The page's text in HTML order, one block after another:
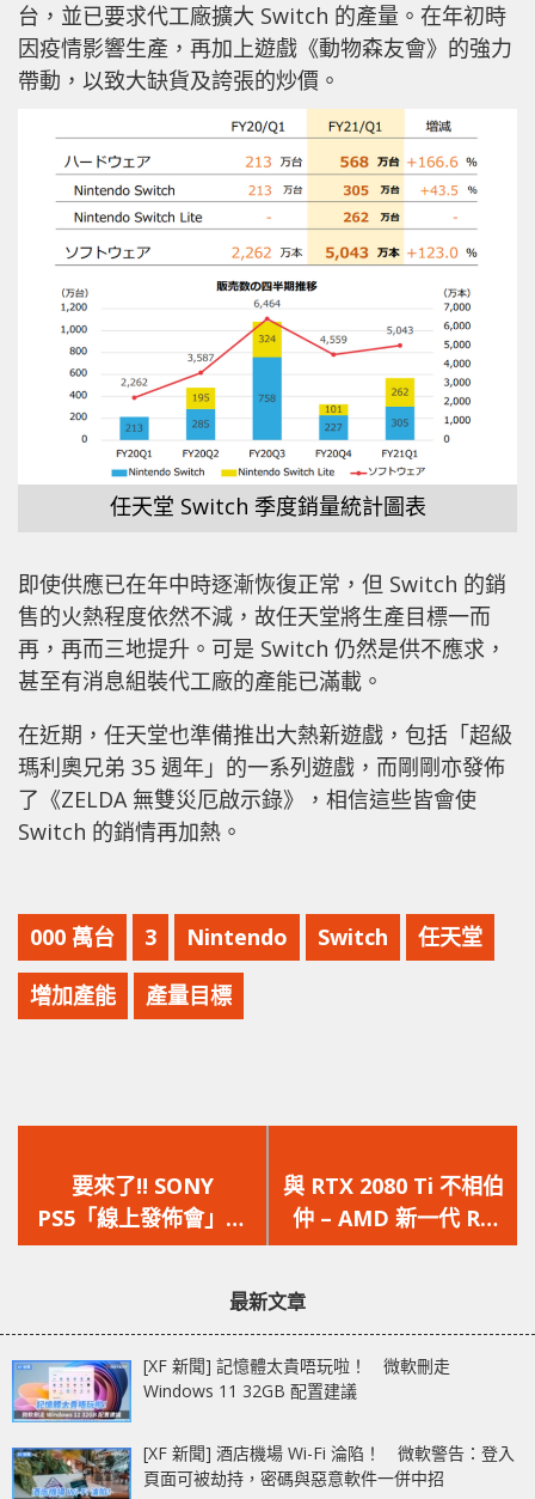
台，並已要求代工廠擴大 Switch 的產量。在年初時
因疫情影響生產，再加上遊戲《動物森友會》的強力
帶動，以致大缺貨及誇張的炒價。
任天堂 Switch 季度銷量統計圖表
即使供應已在年中時逐漸恢復正常，但 Switch 的銷
售的火熱程度依然不減，故任天堂將生產目標一而
再，再而三地提升。可是 Switch 仍然是供不應求，
甚至有消息組裝代工廠的產能已滿載。
在近期，任天堂也準備推出大熱新遊戲，包括「超級
瑪利奧兄弟 35 週年」的一系列遊戲，而剛剛亦發佈
了《ZELDA 無雙災厄啟示錄》，相信這些皆會使
Switch 的銷情再加熱。
000 萬台 3 Nintendo Switch 任天堂
增加產能 產量目標
一
篇
文
要來了!! SONY
PS5「線上發佈會」舉
辦日期已出爐
一
篇
文
與 RTX 2080 Ti 不相伯
仲 – AMD 新一代 RX
6000 顯示卡跑分成績
最新文章
[XF 新聞] 記憶體太貴唔玩啦！ 微軟刪走
Windows 11 32GB 配置建議
[XF 新聞] 酒店機場 Wi-Fi 淪陷！ 微軟警告：登入
頁面可被劫持，密碼與惡意軟件一併中招